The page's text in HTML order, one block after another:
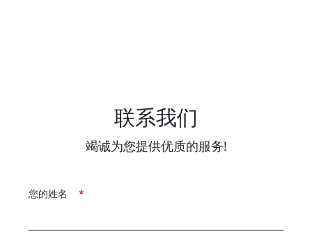
联系我们
竭诚为您提供优质的服务!
*
您的姓名